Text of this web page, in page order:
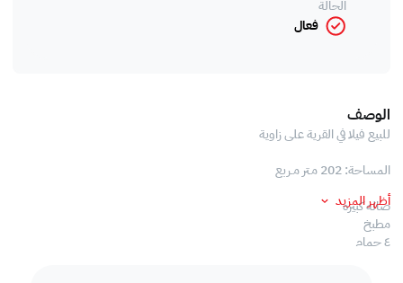
الحالة
فعال
الوصف
للبيع فيلا في القرية على زاوية
المساحة: 202 مـتر مـربع
صاله كبيره
مطبخ
٤ حمام
أظهر المزيد